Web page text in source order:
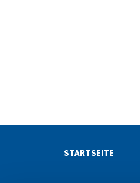
STARTSEITE